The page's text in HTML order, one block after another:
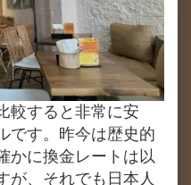
較すると非常に安
です。昨今は歴史的
かに換金レートは以
が、それでも日本人